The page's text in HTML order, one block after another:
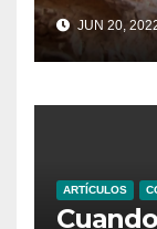
JUN 20,
ARTÍCULOS